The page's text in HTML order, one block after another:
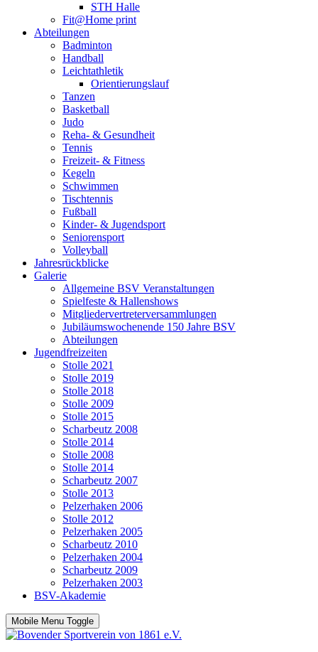
STH Halle
Fit@Home print
Abteilungen
Badminton
Handball
Leichtathletik
Orientierungslauf
Tanzen
Basketball
Judo
Reha- & Gesundheit
Tennis
Freizeit- & Fitness
Kegeln
Schwimmen
Tischtennis
Fußball
Kinder- & Jugendsport
Seniorensport
Volleyball
Jahresrückblicke
Galerie
Allgemeine BSV Veranstaltungen
Spielfeste & Hallenshows
Mitgliedervertreterversammlungen
Jubiläumswochenende 150 Jahre BSV
Abteilungen
Jugendfreizeiten
Stolle 2021
Stolle 2019
Stolle 2018
Stolle 2009
Stolle 2015
Scharbeutz 2008
Stolle 2014
Stolle 2008
Stolle 2014
Scharbeutz 2007
Stolle 2013
Pelzerhaken 2006
Stolle 2012
Pelzerhaken 2005
Scharbeutz 2010
Pelzerhaken 2004
Scharbeutz 2009
Pelzerhaken 2003
BSV-Akademie
Mobile Menu Toggle